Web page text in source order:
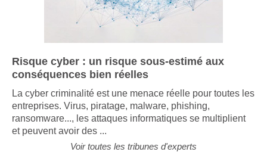
Risque cyber : un risque sous-estimé aux
conséquences bien réelles
La cyber criminalité est une menace réelle pour toutes les
entreprises. Virus, piratage, malware, phishing,
ransomware..., les attaques informatiques se multiplient
et peuvent avoir des ...
Voir toutes les tribunes d'experts